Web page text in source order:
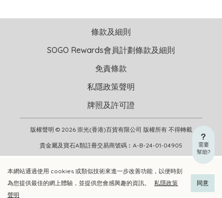
加入購物車 立即選購
本網站通過使用 cookies 或類似技術來進一步改善功能，以便時刻
為您提供最佳的網上體驗，並提供您會感興趣的資訊。
私隱政策
聲明
同意
需要
幫助?
版權聲明 © 2026 崇光(香港)百貨有限公司 版權所有 不得轉載
貴金屬及寶石A類註冊交易商號碼︰A-B-24-01-04905
條款及細則
SOGO Rewards會員計劃條款及細則
免責條款
私隱政策聲明
牌照及許可證